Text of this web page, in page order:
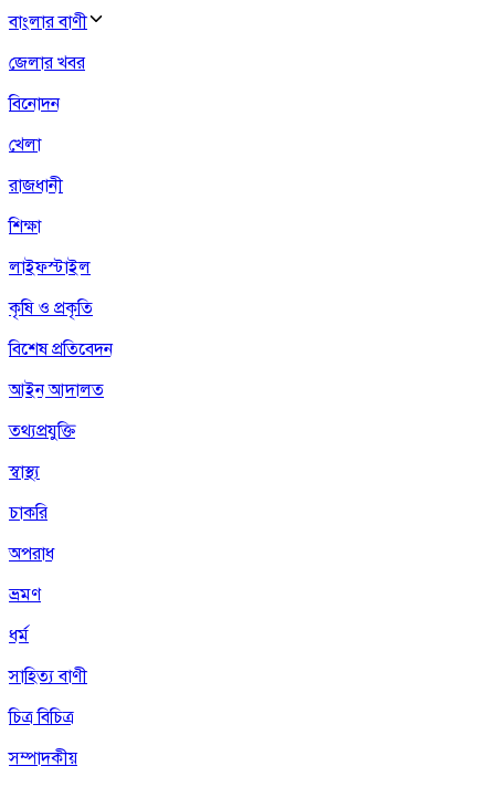
বাংলার বাণী
জেলার খবর
বিনোদন
খেলা
রাজধানী
শিক্ষা
লাইফস্টাইল
কৃষি ও প্রকৃতি
বিশেষ প্রতিবেদন
আইন আদালত
তথ্যপ্রযুক্তি
স্বাস্থ্য
চাকরি
অপরাধ
ভ্রমণ
ধর্ম
সাহিত্য বাণী
চিত্র বিচিত্র
সম্পাদকীয়